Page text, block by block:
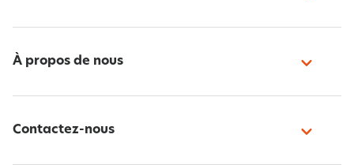
À propos de nous
Contactez-nous